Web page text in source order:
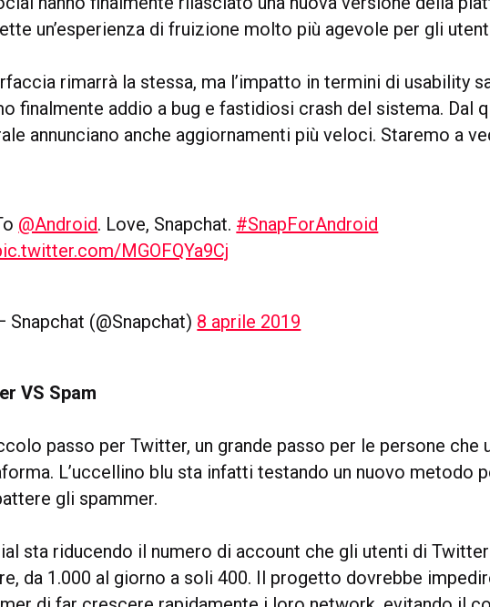
un’esperienza di fruizione molto più agevole per gli
rimarrà la stessa, ma l’impatto in termini di usability
finalmente addio a bug e fastidiosi crash del sistema. Dal
annunciano anche aggiornamenti più veloci. Staremo a
@Android. Love, Snapchat. #SnapForAndroid
MGOFQYa9Cj
Snapchat (@Snapchat) 8 aprile 2019
VS Spam
passo per Twitter, un grande passo per le persone che
L’uccellino blu sta infatti testando un nuovo metodo
gli spammer.
sta riducendo il numero di account che gli utenti di
da 1.000 al giorno a soli 400. Il progetto dovrebbe